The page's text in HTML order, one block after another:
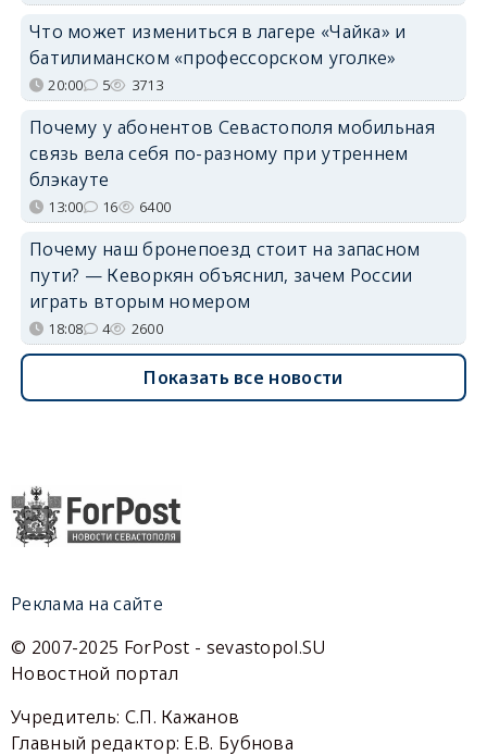
Что может измениться в лагере «Чайка» и
батилиманском «профессорском уголке»
20:00 5 3713
Почему у абонентов Севастополя мобильная
связь вела себя по-разному при утреннем
блэкауте
13:00 16 6400
Почему наш бронепоезд стоит на запасном
пути? — Кеворкян объяснил, зачем России
играть вторым номером
18:08 4 2600
Показать все новости
Реклама на сайте
© 2007-2025 ForPost - sevastopol.SU
Новостной портал
Учредитель: С.П. Кажанов
Главный редактор: Е.В. Бубнова